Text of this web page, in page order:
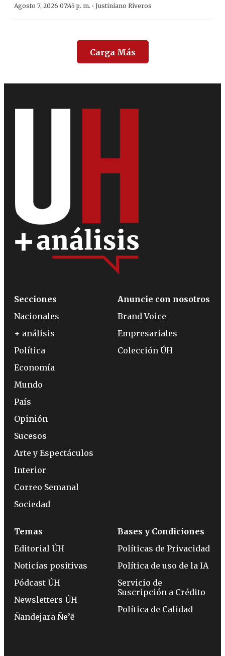
Agosto 7, 2026 07:45 p. m. · Justiniano Riveros
Carga Más
Secciones
Nacionales
+ análisis
Política
Economía
Mundo
País
Opinión
Sucesos
Arte y Espectáculos
Interior
Correo Semanal
Sociedad
Anuncie con nosotros
Brand Voice
Empresariales
Colección ÚH
Temas
Editorial ÚH
Noticias positivas
Pódcast ÚH
Newsletters ÚH
Ñandejara Ñe’ẽ
Bases y Condiciones
Políticas de Privacidad
Política de uso de la IA
Servicio de
Suscripción a Crédito
Política de Calidad